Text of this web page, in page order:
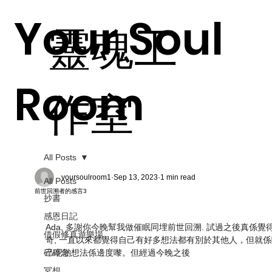
Your Soul
Room
​靈魂工
作室
All Posts
抄書
感恩日記
借假修真遊樂場
碎碎念
All Posts
前世回溯者的感言3
yoursoulroom1 Sep 13, 2023 1 min read
Ada, 多謝你今晚幫我做催眠同埋前世回溯. 試過之後真係覺
奇, 一直以來都覺得自己有好多想法都有別於其他人，但就
己呢啲想法係邊度嚟。但經過今晚之後